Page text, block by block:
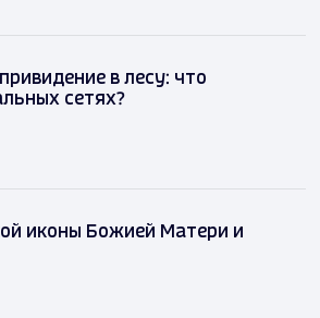
в лесу: что
сетях?
иконы Божией Матери и